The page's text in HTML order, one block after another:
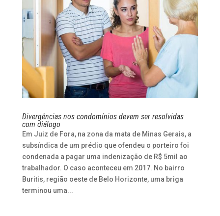
Divergências nos condomínios devem ser resolvidas
com diálogo
Em Juiz de Fora, na zona da mata de Minas Gerais, a
subsíndica de um prédio que ofendeu o porteiro foi
condenada a pagar uma indenização de R$ 5mil ao
trabalhador. O caso aconteceu em 2017. No bairro
Buritis, região oeste de Belo Horizonte, uma briga
terminou uma...